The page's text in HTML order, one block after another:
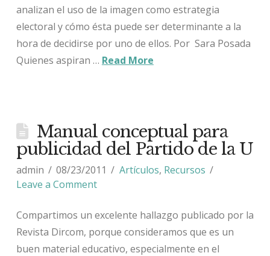
analizan el uso de la imagen como estrategia
electoral y cómo ésta puede ser determinante a la
hora de decidirse por uno de ellos. Por Sara Posada
Quienes aspiran … Read More
Manual conceptual para
publicidad del Partido de la U
admin 08/23/2011 Artículos, Recursos
Leave a Comment
Compartimos un excelente hallazgo publicado por la
Revista Dircom, porque consideramos que es un
buen material educativo, especialmente en el